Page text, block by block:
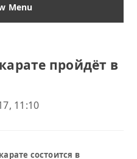
Menu
пройдёт в
11:10
состоится в